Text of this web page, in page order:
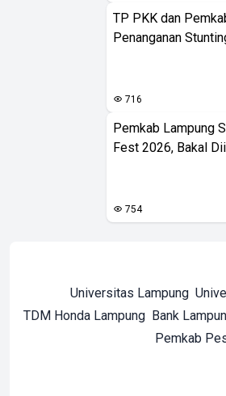
TP PKK dan
Penanganan
716
Pemkab Lampung
Fest 2026, Bakal
754
Universitas Lampung
TDM Honda Lampung Bank
Pemkab